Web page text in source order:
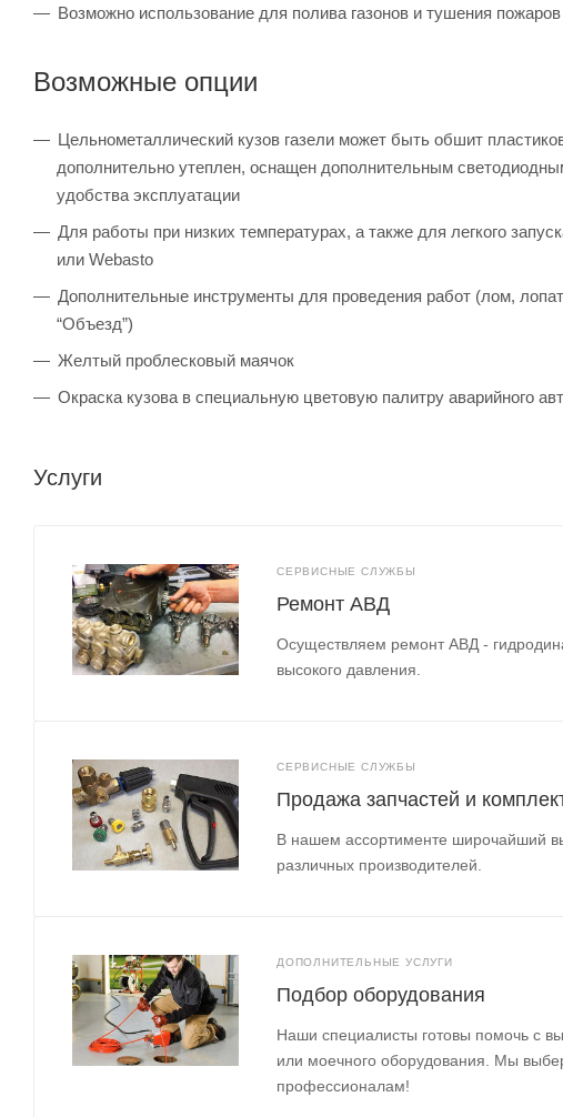
Возможно использование для полива газонов и тушения пожаров
Возможные опции
Цельнометаллический кузов газели может быть обшит
дополнительно утеплен, оснащен дополнительным
удобства эксплуатации
Для работы при низких температурах, а также для легкого
или Webasto
Дополнительные инструменты для проведения работ (лом,
“Объезд”)
Желтый проблесковый маячок
Окраска кузова в специальную цветовую палитру аварийного
Услуги
СЕРВИСНЫЕ СЛУЖБЫ
Ремонт АВД
Осуществляем ремонт АВД -
высокого давления.
СЕРВИСНЫЕ СЛУЖБЫ
Продажа запчастей и
В нашем ассортименте широчайший
различных производителей.
ДОПОЛНИТЕЛЬНЫЕ УСЛУГИ
Подбор оборудования
Наши специалисты готовы помочь с
или моечного оборудования. Мы
профессионалам!